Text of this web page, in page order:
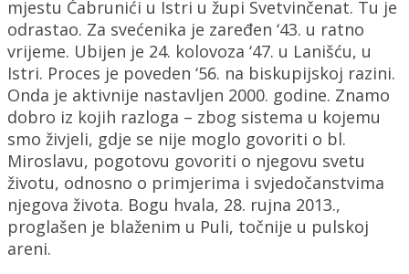
mjestu Čabrunići u Istri u župi Svetvinčenat. Tu je
odrastao. Za svećenika je zaređen ‘43. u ratno
vrijeme. Ubijen je 24. kolovoza ‘47. u Lanišću, u
Istri. Proces je poveden ‘56. na biskupijskoj razini.
Onda je aktivnije nastavljen 2000. godine. Znamo
dobro iz kojih razloga – zbog sistema u kojemu
smo živjeli, gdje se nije moglo govoriti o bl.
Miroslavu, pogotovu govoriti o njegovu svetu
životu, odnosno o primjerima i svjedočanstvima
njegova života. Bogu hvala, 28. rujna 2013.,
proglašen je blaženim u Puli, točnije u pulskoj
areni.